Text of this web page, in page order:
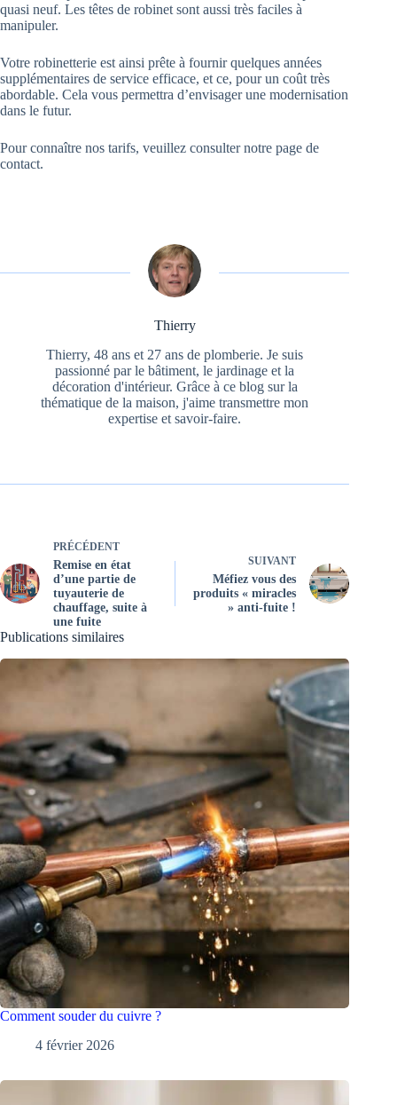
quasi neuf. Les têtes de robinet sont aussi très faciles à
manipuler.
Votre robinetterie est ainsi prête à fournir quelques années
supplémentaires de service efficace, et ce, pour un coût très
abordable. Cela vous permettra d’envisager une modernisation
dans le futur.
Pour connaître nos tarifs, veuillez consulter notre page de
contact.
Thierry
Thierry, 48 ans et 27 ans de plomberie. Je suis
passionné par le bâtiment, le jardinage et la
décoration d'intérieur. Grâce à ce blog sur la
thématique de la maison, j'aime transmettre mon
expertise et savoir-faire.
PRÉCÉDENT
Remise en état
d’une partie de
tuyauterie de
chauffage, suite à
une fuite
SUIVANT
Méfiez vous des
produits « miracles
» anti-fuite !
Publications similaires
Comment souder du cuivre ?
4 février 2026